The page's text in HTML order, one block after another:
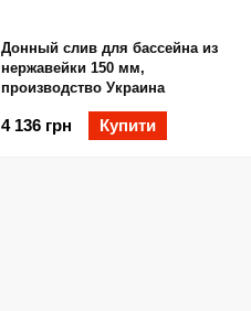
Донный слив для бассейна из
нержавейки 150 мм,
производство Украина
4 136 грн Купити